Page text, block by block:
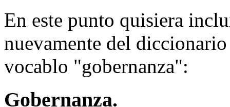
En este punto quisiera
nuevamente del
vocablo "gobernanza":
Gobernanza.